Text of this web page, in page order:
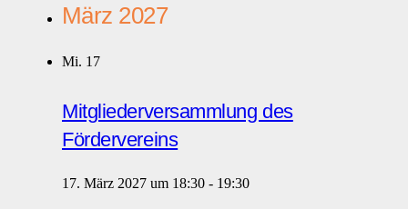
März 2027
Mi. 17
Mitgliederversammlung des
Fördervereins
17. März 2027 um 18:30 - 19:30